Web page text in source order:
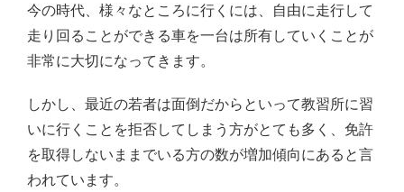
今の時代、様々なところに行くには、自由に走行して
走り回ることができる車を一台は所有していくことが
非常に大切になってきます。
しかし、最近の若者は面倒だからといって教習所に習
いに行くことを拒否してしまう方がとても多く、免許
を取得しないままでいる方の数が増加傾向にあると言
われています。